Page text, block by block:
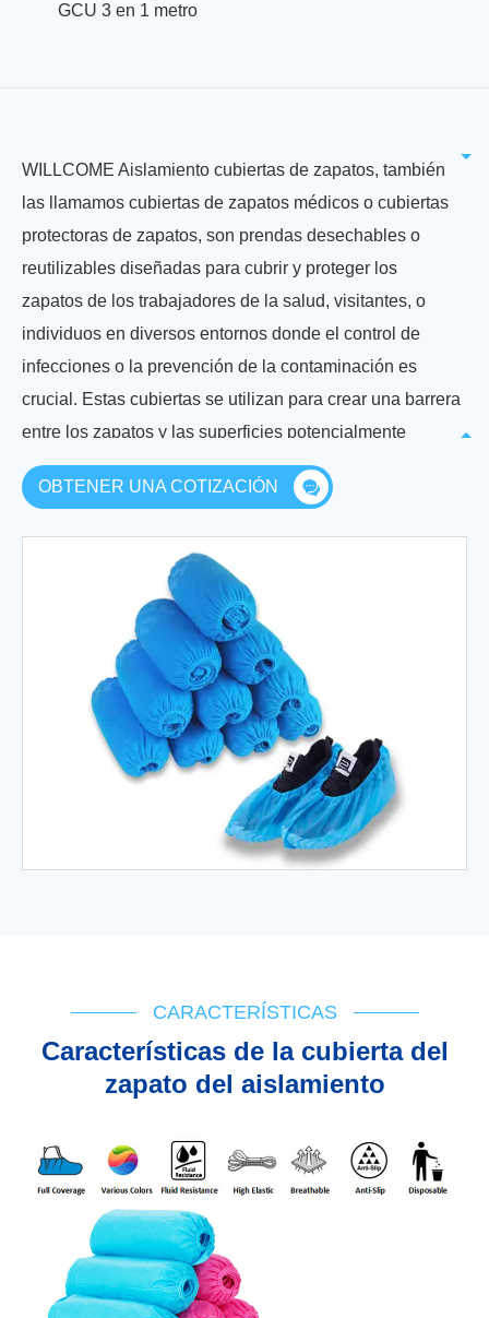
GCU 3 en 1 metro
WILLCOME Aislamiento cubiertas de zapatos, también
las llamamos cubiertas de zapatos médicos o cubiertas
protectoras de zapatos, son prendas desechables o
reutilizables diseñadas para cubrir y proteger los
zapatos de los trabajadores de la salud, visitantes, o
individuos en diversos entornos donde el control de
infecciones o la prevención de la contaminación es
crucial. Estas cubiertas se utilizan para crear una barrera
entre los zapatos y las superficies potencialmente
contaminadas, lo que ayuda a reducir el riesgo de
contaminación cruzada y la propagación de agentes
OBTENER UNA COTIZACIÓN
CARACTERÍSTICAS
Características de la cubierta del
zapato del aislamiento